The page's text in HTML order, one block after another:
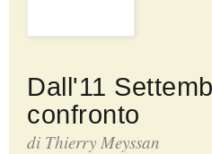
Dall'11
confronto
di Thierry Meyssan